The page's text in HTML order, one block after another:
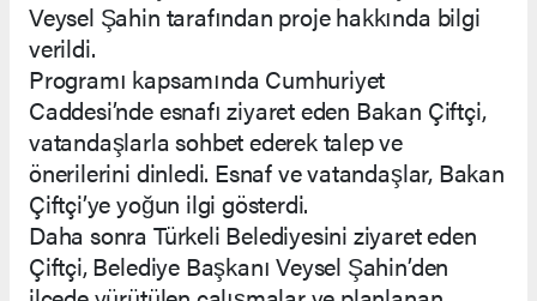
Veysel Şahin tarafından proje hakkında bilgi
verildi.
Programı kapsamında Cumhuriyet
Caddesi’nde esnafı ziyaret eden Bakan Çiftçi,
vatandaşlarla sohbet ederek talep ve
önerilerini dinledi. Esnaf ve vatandaşlar, Bakan
Çiftçi’ye yoğun ilgi gösterdi.
Daha sonra Türkeli Belediyesini ziyaret eden
Çiftçi, Belediye Başkanı Veysel Şahin’den